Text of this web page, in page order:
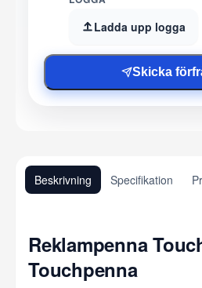
Ladda upp logga
Skicka
Beskrivning Specifikation
Reklampenna
Touchpenna